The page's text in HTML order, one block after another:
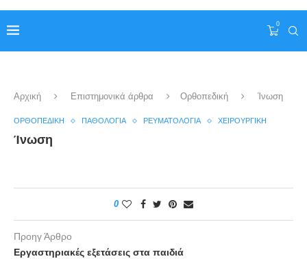
0
Αρχική Επιστημονικά άρθρα Ορθοπεδική Ίνωση
ΟΡΘΟΠΕΔΙΚΉ ΠΑΘΟΛΟΓΊΑ ΡΕΥΜΑΤΟΛΟΓΊΑ ΧΕΙΡΟΥΡΓΙΚΉ
Ίνωση
0
Προηγ Άρθρο
Εργαστηριακές εξετάσεις στα παιδιά